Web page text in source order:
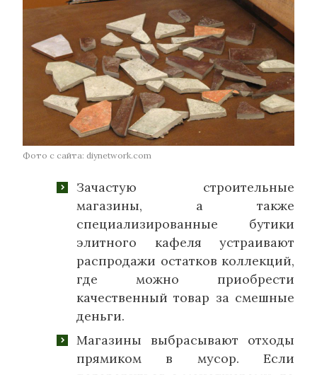
Фото с сайта: diynetwork.com
Зачастую строительные
магазины, а также
специализированные бутики
элитного кафеля устраивают
распродажи остатков коллекций,
где можно приобрести
качественный товар за смешные
деньги.
Магазины выбрасывают отходы
прямиком в мусор. Если